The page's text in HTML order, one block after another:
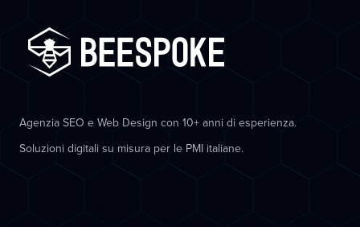
Agenzia SEO e Web Design con 10+ anni di esperienza.
Soluzioni digitali su misura per le PMI italiane.